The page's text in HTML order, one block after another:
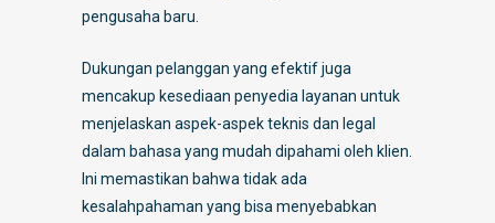
pengusaha baru.
Dukungan pelanggan yang efektif juga
mencakup kesediaan penyedia layanan untuk
menjelaskan aspek-aspek teknis dan legal
dalam bahasa yang mudah dipahami oleh klien.
Ini memastikan bahwa tidak ada
kesalahpahaman yang bisa menyebabkan